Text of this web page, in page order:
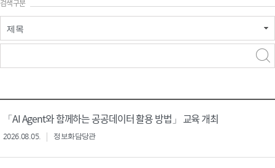
검색구분
제목
「AI Agent와 함께하는 공공데이터 활용 방법」 교육 개최
2026.08.05. 정보화담당관